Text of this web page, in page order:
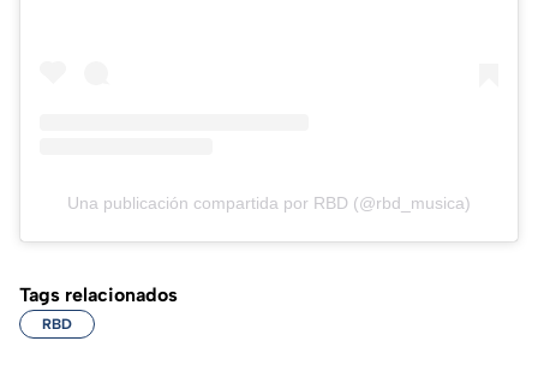
Una publicación compartida por RBD (@rbd_musica)
Tags relacionados
RBD